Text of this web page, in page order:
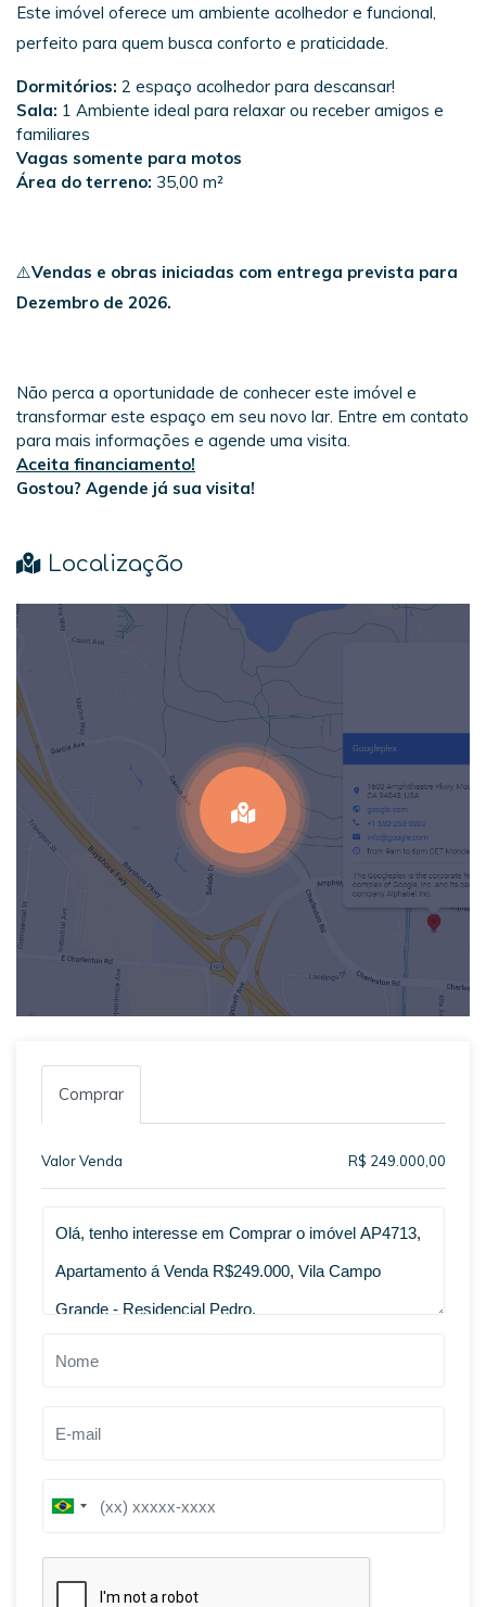
Este imóvel oferece um ambiente acolhedor e funcional,
perfeito para quem busca conforto e praticidade.
Dormitórios: 2 espaço acolhedor para descansar!
Sala: 1 Ambiente ideal para relaxar ou receber amigos e
familiares
Vagas somente para motos
Área do terreno: 35,00 m²
⚠️Vendas e obras iniciadas com entrega prevista para
Dezembro de 2026.
Não perca a oportunidade de conhecer este imóvel e
transformar este espaço em seu novo lar. Entre em contato
para mais informações e agende uma visita.
Aceita financiamento!
Gostou? Agende já sua visita!
Localização
Comprar
Valor Venda R$ 249.000,00
B
i